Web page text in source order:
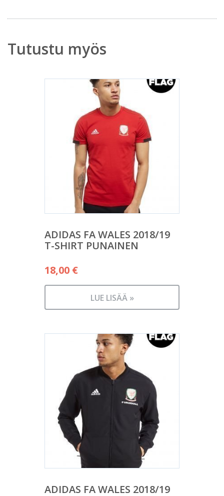
Tutustu myös
ADIDAS FA WALES 2018/19
T-SHIRT PUNAINEN
18,00 €
LUE LISÄÄ »
ADIDAS FA WALES 2018/19